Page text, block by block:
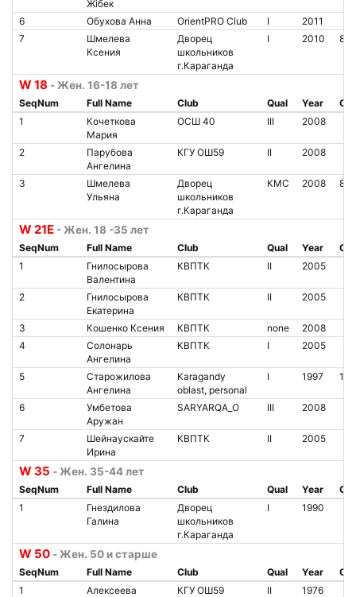
Жібек
6
Обухова Анна OrientPRO Club I
2011
7
Шмелева
Ксения
Дворец
школьников
г.Караганда
I 2010
W 18 - Жен. 16-18 лет
SeqNum Full Name Club Qual Year
1
Кочеткова
Мария
ОСШ 40 III 2008
2
Парубова
Ангелина
КГУ ОШ59 II 2008
3
Шмелева
Ульяна
Дворец
школьников
г.Караганда
КМС 2008
W 21Е - Жен. 18 -35 лет
SeqNum Full Name Club Qual Year
1
Гнилосырова
Валентина
КВПТК II 2005
2
Гнилосырова
Екатерина
КВПТК II 2005
3 Кошенко Ксения КВПТК none
2008
4
Солонарь
Ангелина
КВПТК I 2005
5
Старожилова
Ангелина
Karagandy
oblast, personal
I 1997
6
Умбетова
Аружан
SARYARQA_O III 2008
7
Шейнаускайте
Ирина
КВПТК II 2005
W 35 - Жен. 35-44 лет
SeqNum Full Name Club Qual Year
1
Гнездилова
Галина
Дворец
школьников
г.Караганда
I 1990
W 50 - Жен. 50 и старше
SeqNum Full Name Club Qual Year
1
Алексеева
КГУ ОШ59 II 1976